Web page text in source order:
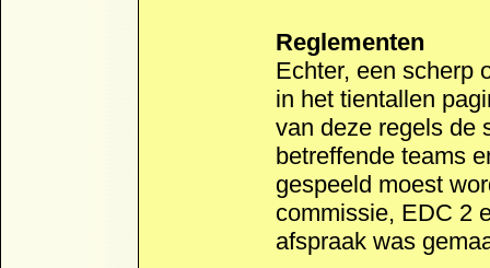
Reglementen
Echter, een scherp
in het tientallen
van deze regels de
betreffende teams
gespeeld moest
commissie, EDC 2
afspraak was